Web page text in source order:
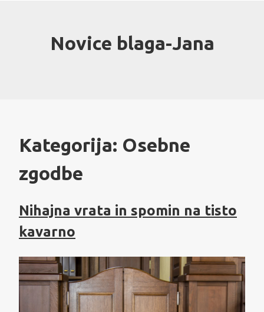
Novice blaga-Jana
Kategorija: Osebne
zgodbe
Nihajna vrata in spomin na tisto
kavarno